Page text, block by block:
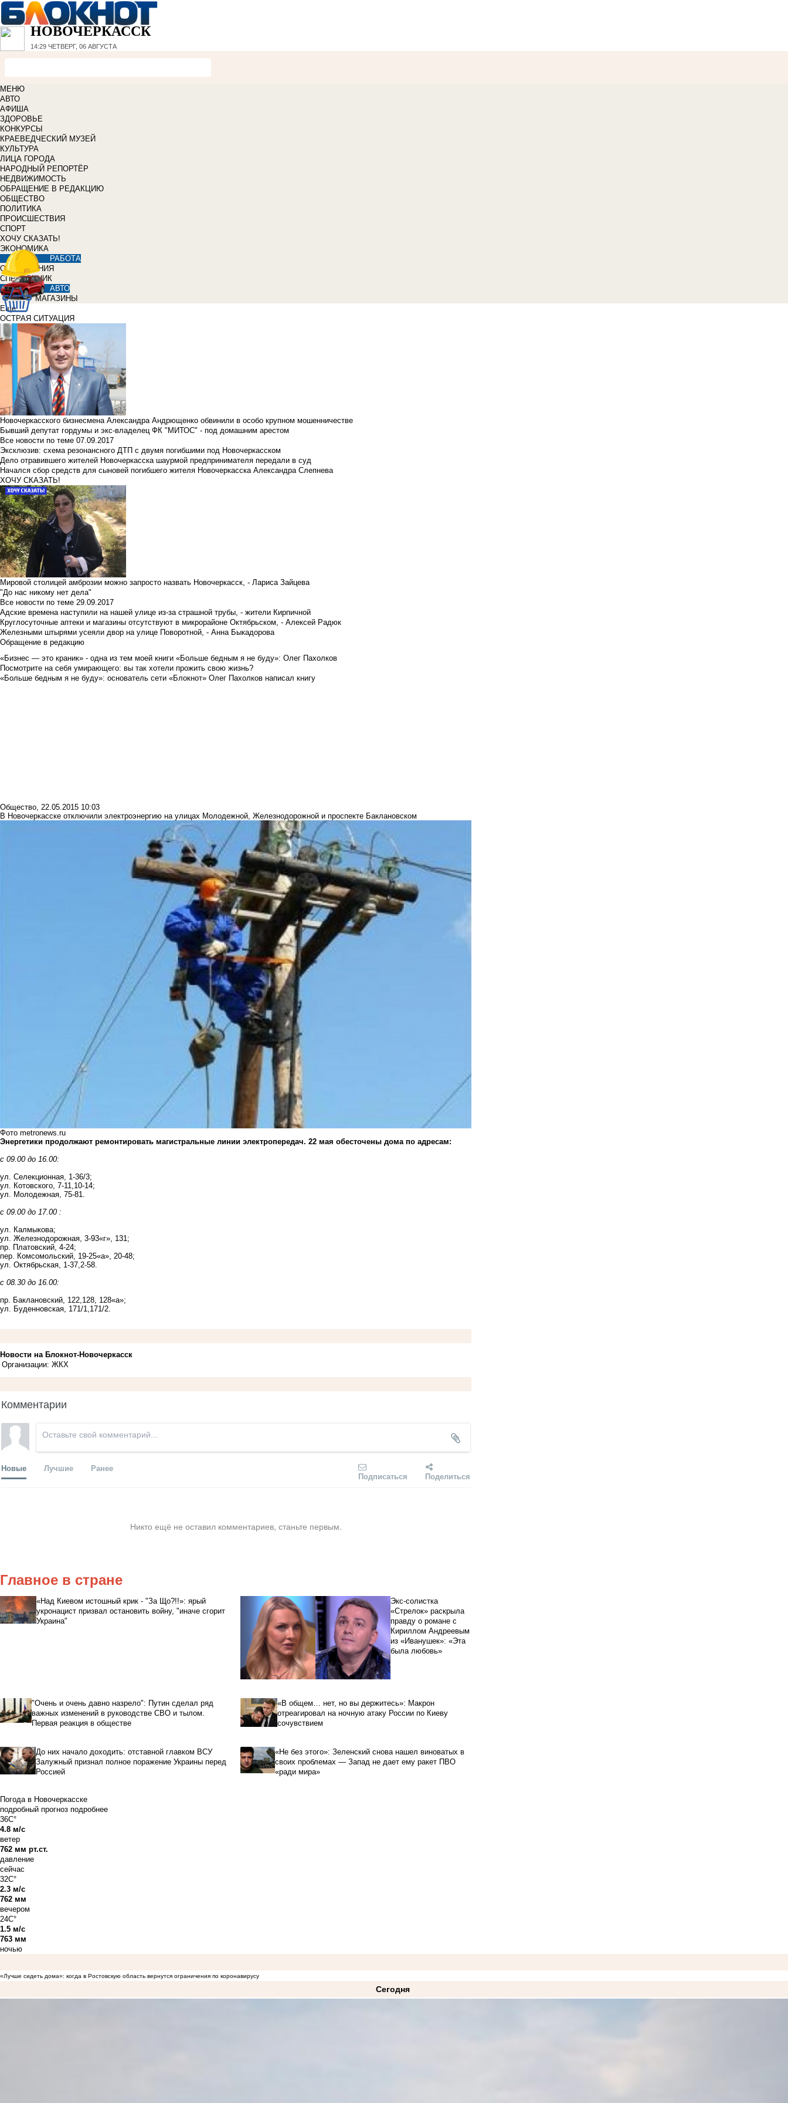
НОВОЧЕРКАССК
14:29 ЧЕТВЕРГ, 06 АВГУСТА
МЕНЮ
АВТО
АФИША
ЗДОРОВЬЕ
КОНКУРСЫ
КРАЕВЕДЧЕСКИЙ МУЗЕЙ
КУЛЬТУРА
ЛИЦА ГОРОДА
НАРОДНЫЙ РЕПОРТЁР
НЕДВИЖИМОСТЬ
ОБРАЩЕНИЕ В РЕДАКЦИЮ
ОБЩЕСТВО
ПОЛИТИКА
ПРОИСШЕСТВИЯ
СПОРТ
ХОЧУ СКАЗАТЬ!
ЭКОНОМИКА
РАБОТА
ОБЪЯВЛЕНИЯ
СПРАВОЧНИК
АВТО
МАГАЗИНЫ
Еще
ОСТРАЯ СИТУАЦИЯ
Новочеркасского бизнесмена Александра Андрющенко обвинили в особо крупном мошенничестве
Бывший депутат гордумы и экс-владелец ФК "МИТОС" - под домашним арестом
Все новости по теме 07.09.2017
Эксклюзив: схема резонансного ДТП с двумя погибшими под Новочеркасском
Дело отравившего жителей Новочеркасска шаурмой предпринимателя передали в суд
Начался сбор средств для сыновей погибшего жителя Новочеркасска Александра Слепнева
ХОЧУ СКАЗАТЬ!
Мировой столицей амброзии можно запросто назвать Новочеркасск, - Лариса Зайцева
"До нас никому нет дела"
Все новости по теме 29.09.2017
Адские времена наступили на нашей улице из-за страшной трубы, - жители Кирпичной
Круглосуточные аптеки и магазины отсутствуют в микрорайоне Октябрьском, - Алексей Радюк
Железными штырями усеяли двор на улице Поворотной, - Анна Быкадорова
Обращение в редакцию
«Бизнес — это краник» - одна из тем моей книги «Больше бедным я не буду»: Олег Пахолков
Посмотрите на себя умирающего: вы так хотели прожить свою жизнь?
«Больше бедным я не буду»: основатель сети «Блокнот» Олег Пахолков написал книгу
Общество, 22.05.2015 10:03
В Новочеркасске отключили электроэнергию на улицах Молодежной, Железнодорожной и проспекте Баклановском
Фото metronews.ru
Энергетики продолжают ремонтировать магистральные линии электропередач. 22 мая обесточены дома по адресам:
с 09.00 до 16.00:
ул. Селекционная, 1-36/3;
ул. Котовского, 7-11,10-14;
ул. Молодежная, 75-81.
с 09.00 до 17.00 :
ул. Калмыкова;
ул. Железнодорожная, 3-93«г», 131;
пр. Платовский, 4-24;
пер. Комсомольский, 19-25«а», 20-48;
ул. Октябрьская, 1-37,2-58.
с 08.30 до 16.00:
пр. Баклановский, 122,128, 128«а»;
ул. Буденновская, 171/1,171/2.
Новости на Блoкнoт-Новочеркасск
Организации: ЖКХ
Комментарии
Новые Лучшие Ранее
Подписаться Поделиться
Никто ещё не оставил комментариев, станьте первым.
Главное в стране
«Над Киевом истошный крик - "За Що?!!»: ярый
укронацист призвал остановить войну, "иначе сгорит
Украина"
Экс-солистка
«Стрелок» раскрыла
правду о романе с
Кириллом Андреевым
из «Иванушек»: «Эта
была любовь»
"Очень и очень давно назрело": Путин сделал ряд
важных изменений в руководстве СВО и тылом.
Первая реакция в обществе
«В общем… нет, но вы держитесь»: Макрон
отреагировал на ночную атаку России по Киеву
сочувствием
До них начало доходить: отставной главком ВСУ
Залужный признал полное поражение Украины перед
Россией
«Не без этого»: Зеленский снова нашел виноватых в
своих проблемах — Запад не дает ему ракет ПВО
«ради мира»
Погода в Новочеркасске
подробный прогноз подробнее
36C°
4.8 м/с
ветер
762 мм рт.ст.
давление
сейчас
32C°
2.3 м/с
762 мм
вечером
24C°
1.5 м/с
763 мм
ночью
«Лучше сидеть дома»: когда в Ростовскую область вернутся ограничения по коронавирусу
Сегодня